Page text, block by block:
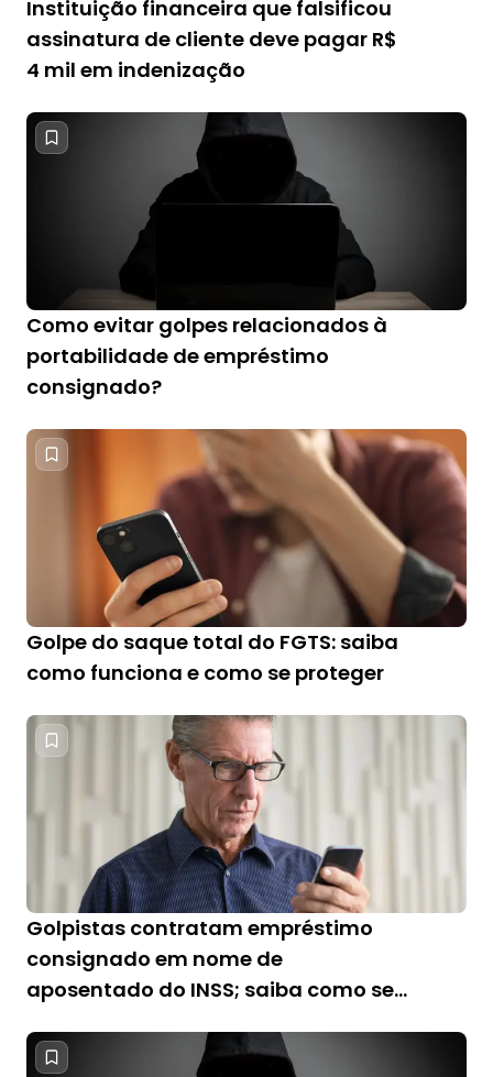
Instituição financeira que falsificou
assinatura de cliente deve pagar R$
4 mil em indenização
Como evitar golpes relacionados à
portabilidade de empréstimo
consignado?
Golpe do saque total do FGTS: saiba
como funciona e como se proteger
Golpistas contratam empréstimo
consignado em nome de
aposentado do INSS; saiba como se